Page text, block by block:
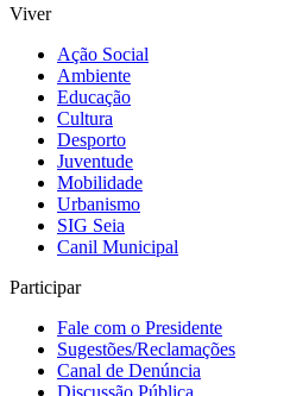
Viver
Ação Social
Ambiente
Educação
Cultura
Desporto
Juventude
Mobilidade
Urbanismo
SIG Seia
Canil Municipal
Participar
Fale com o Presidente
Sugestões/Reclamações
Canal de Denúncia
Discussão Pública